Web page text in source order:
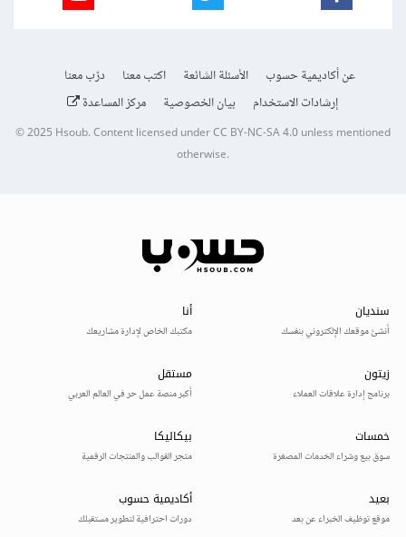
عن أكاديمية حسوب الأسئلة الشائعة اكتب معنا
درّب معنا
إرشادات الاستخدام
بيان الخصوصية مركز المساعدة
© 2025Hsoub.Content licensed underCC BY-NC-SA 4.0unless mentioned
otherwise.